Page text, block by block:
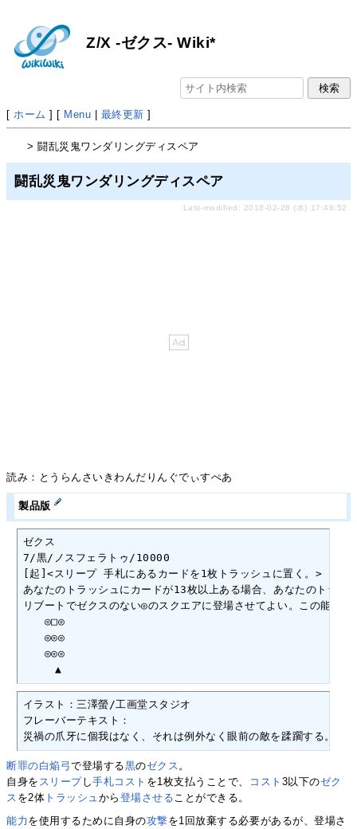
Z/X -ゼクス- Wiki*
[ ホーム ] [ Menu | 最終更新 ]
> 闘乱災鬼ワンダリングディスペア
闘乱災鬼ワンダリングディスペア
Last-modified: 2018-02-28 (水) 17:48:52
読み：とうらんさいきわんだりんぐでぃすぺあ
製品版
ゼクス
7/黒/ノスフェラトゥ/10000
[起]<スリープ 手札にあるカードを1枚トラッシュに置く。>
あなたのトラッシュにカードが13枚以上ある場合、あなたのトラッ
リブートでゼクスのない◎のスクエアに登場させてよい。この能力
◎□◎
◎◎◎
◎◎◎
▲
イラスト：三澤螢/工画堂スタジオ
フレーバーテキスト：
災禍の爪牙に個我はなく、それは例外なく眼前の敵を蹂躙する。
断罪の白焔弓で登場する黒のゼクス 。
自身を スリープし手札コスト を1枚支払うことで、 コスト 3以下のゼク
ス を2体 トラッシュ から 登場させる ことができる。
能力 を使用するために自身の攻撃を1回放棄する必要があるが、登場さ